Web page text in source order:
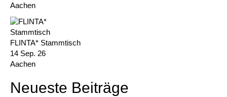
Aachen
FLINTA* Stammtisch
14 Sep. 26
Aachen
Neueste Beiträge